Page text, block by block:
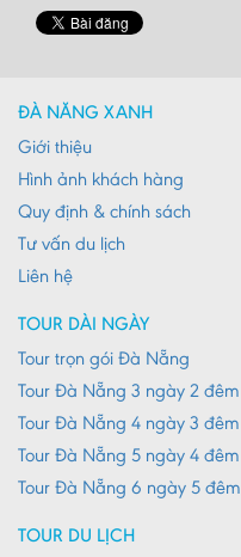
ĐÀ NẴNG XANH
Giới thiệu
Hình ảnh khách hàng
Quy định & chính sách
Tư vấn du lịch
Liên hệ
TOUR DÀI NGÀY
Tour trọn gói Đà Nẵng
Tour Đà Nẵng 3 ngày 2 đêm
Tour Đà Nẵng 4 ngày 3 đêm
Tour Đà Nẵng 5 ngày 4 đêm
Tour Đà Nẵng 6 ngày 5 đêm
TOUR DU LỊCH